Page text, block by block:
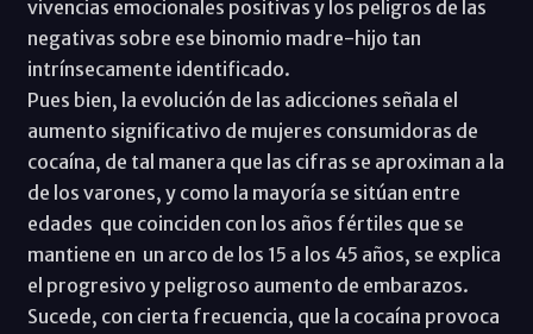
vivencias emocionales positivas y los peligros de las
negativas sobre ese binomio madre-hijo tan
intrínsecamente identificado.
Pues bien, la evolución de las adicciones señala el
aumento significativo de mujeres consumidoras de
cocaína, de tal manera que las cifras se aproximan a la
de los varones, y como la mayoría se sitúan entre
edades que coinciden con los años fértiles que se
mantiene en un arco de los 15 a los 45 años, se explica
el progresivo y peligroso aumento de embarazos.
Sucede, con cierta frecuencia, que la cocaína provoca